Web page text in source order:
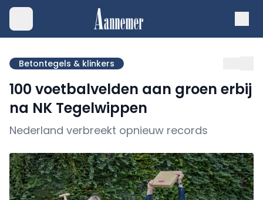
Betontegels & klinkers
100 voetbalvelden aan groen erbij
na NK Tegelwippen
Nederland verbreekt opnieuw records